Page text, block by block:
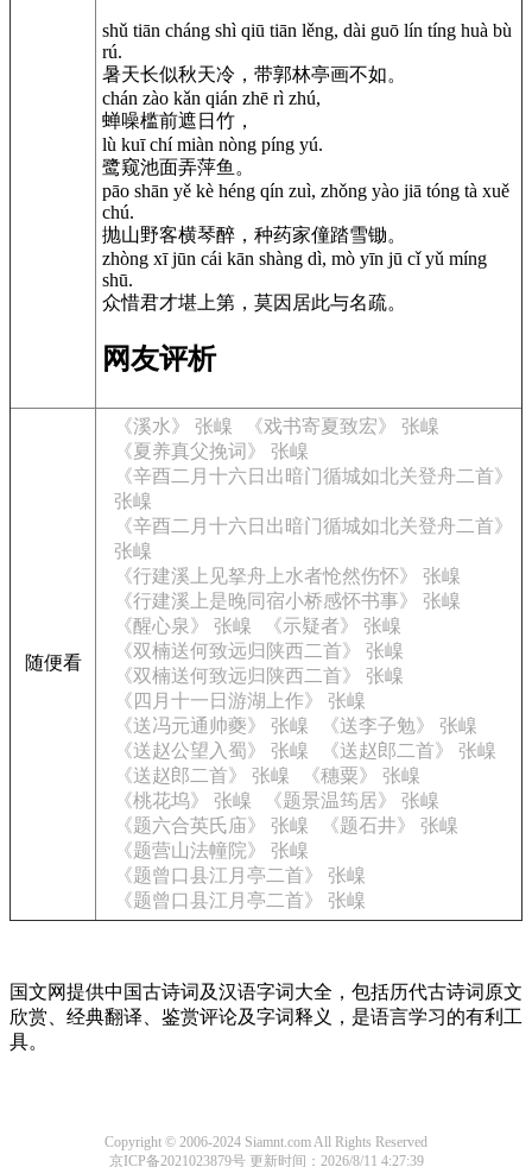
shǔ tiān cháng shì qiū tiān lěng, dài guō lín tíng huà bù
rú.
暑天长似秋天冷，带郭林亭画不如。
chán zào kǎn qián zhē rì zhú,
蝉噪槛前遮日竹，
lù kuī chí miàn nòng píng yú.
鹭窥池面弄萍鱼。
pāo shān yě kè héng qín zuì, zhǒng yào jiā tóng tà xuě
chú.
抛山野客横琴醉，种药家僮踏雪锄。
zhòng xī jūn cái kān shàng dì, mò yīn jū cǐ yǔ míng
shū.
众惜君才堪上第，莫因居此与名疏。
网友评析
随便看
《溪水》 张嵲
《戏书寄夏致宏》 张嵲
《夏养真父挽词》 张嵲
《辛酉二月十六日出暗门循城如北关登舟二首》
张嵲
《辛酉二月十六日出暗门循城如北关登舟二首》
张嵲
《行建溪上见拏舟上水者怆然伤怀》 张嵲
《行建溪上是晚同宿小桥感怀书事》 张嵲
《醒心泉》 张嵲
《示疑者》 张嵲
《双楠送何致远归陕西二首》 张嵲
《双楠送何致远归陕西二首》 张嵲
《四月十一日游湖上作》 张嵲
《送冯元通帅夔》 张嵲
《送李子勉》 张嵲
《送赵公望入蜀》 张嵲
《送赵郎二首》 张嵲
《送赵郎二首》 张嵲
《穗粟》 张嵲
《桃花坞》 张嵲
《题景温筠居》 张嵲
《题六合英氏庙》 张嵲
《题石井》 张嵲
《题营山法幢院》 张嵲
《题曾口县江月亭二首》 张嵲
《题曾口县江月亭二首》 张嵲
国文网提供中国古诗词及汉语字词大全，包括历代古诗词原文
欣赏、经典翻译、鉴赏评论及字词释义，是语言学习的有利工
具。
Copyright © 2006-2024 Siamnt.com All Rights Reserved
京ICP备2021023879号 更新时间：2026/8/11 4:27:39